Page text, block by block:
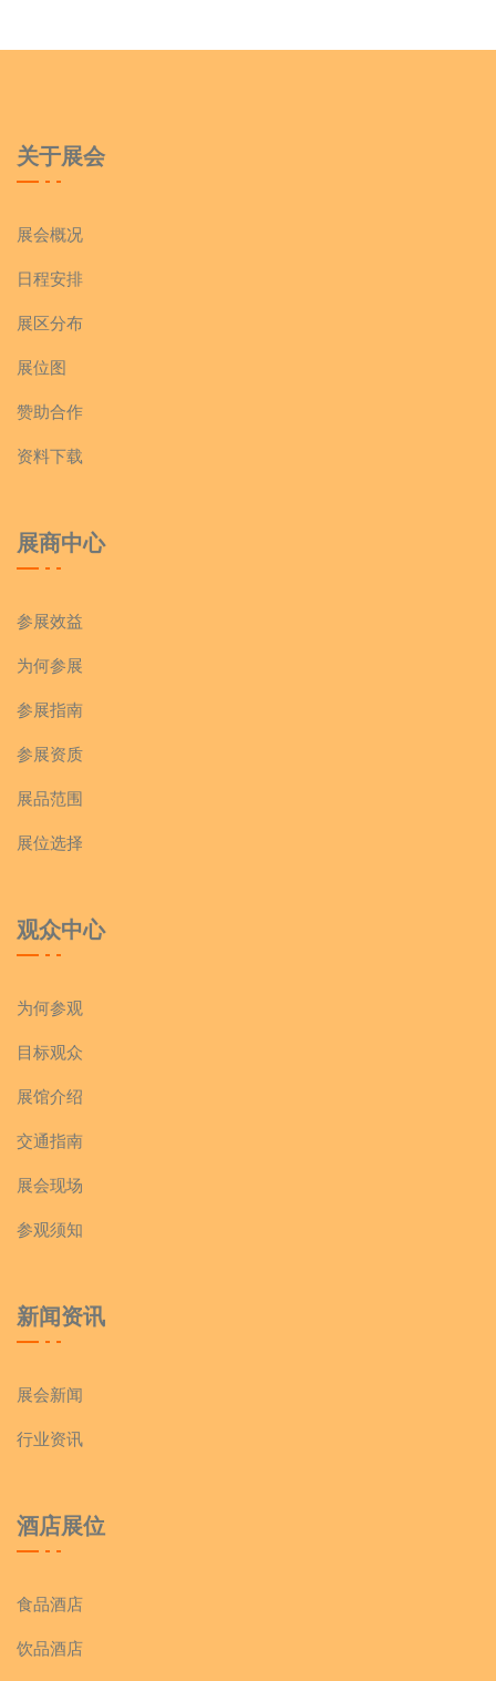
关于展会
展会概况
日程安排
展区分布
展位图
赞助合作
资料下载
展商中心
参展效益
为何参展
参展指南
参展资质
展品范围
展位选择
观众中心
为何参观
目标观众
展馆介绍
交通指南
展会现场
参观须知
新闻资讯
展会新闻
行业资讯
酒店展位
食品酒店
饮品酒店